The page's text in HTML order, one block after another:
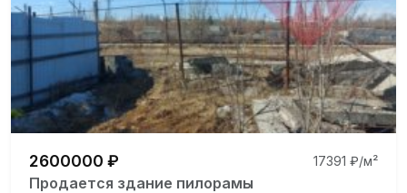
2600000 ₽ 17391 ₽/м²
Продается здание пилорамы